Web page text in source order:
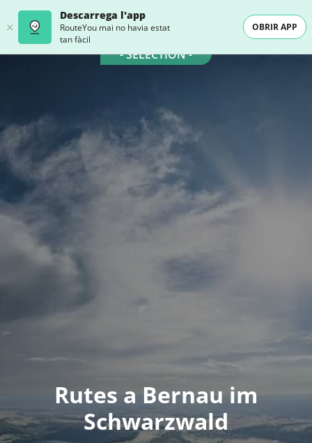
Descarrega l'app
RouteYou mai no havia estat
tan fàcil
OBRIR APP
- SELECTION -
Rutes a Bernau im
Schwarzwald